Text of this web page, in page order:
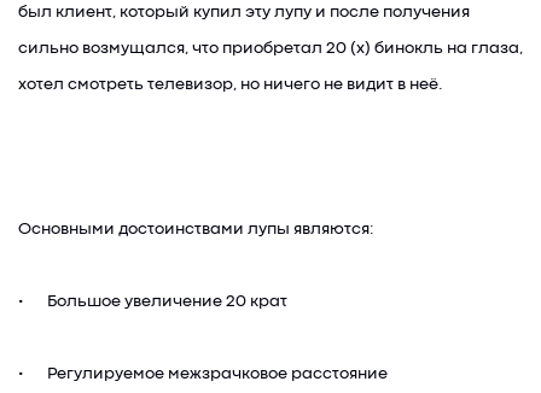
был клиент, который купил эту лупу и после получения
сильно возмущался, что приобретал 20 (х) бинокль на глаза,
хотел смотреть телевизор, но ничего не видит в неё.
Основными достоинствами лупы являются:
• Большое увеличение 20 крат
• Регулируемое межзрачковое расстояние